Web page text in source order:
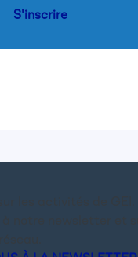
S'inscrire